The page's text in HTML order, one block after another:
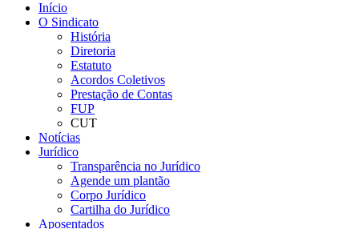
Início
O Sindicato
História
Diretoria
Estatuto
Acordos Coletivos
Prestação de Contas
FUP
CUT
Notícias
Jurídico
Transparência no Jurídico
Agende um plantão
Corpo Jurídico
Cartilha do Jurídico
Aposentados